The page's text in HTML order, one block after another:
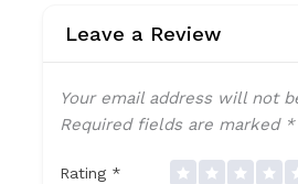
Leave a Review
Your email address will not
Required fields are marked *
Rating *